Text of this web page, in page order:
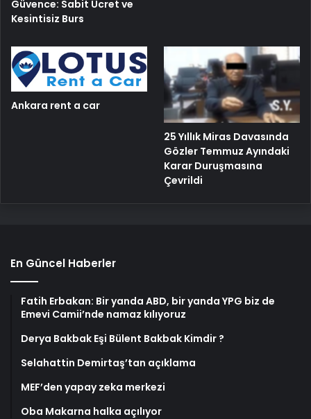
Güvence: Sabit Ücret ve
Kesintisiz Burs
Ankara rent a car
25 Yıllık Miras Davasında
Gözler Temmuz Ayındaki
Karar Duruşmasına
Çevrildi
En Güncel Haberler
Fatih Erbakan: Bir yanda ABD, bir yanda YPG biz de
Emevi Camii’nde namaz kılıyoruz
Derya Bakbak Eşi Bülent Bakbak Kimdir ?
Selahattin Demirtaş’tan açıklama
MEF’den yapay zeka merkezi
Oba Makarna halka açılıyor